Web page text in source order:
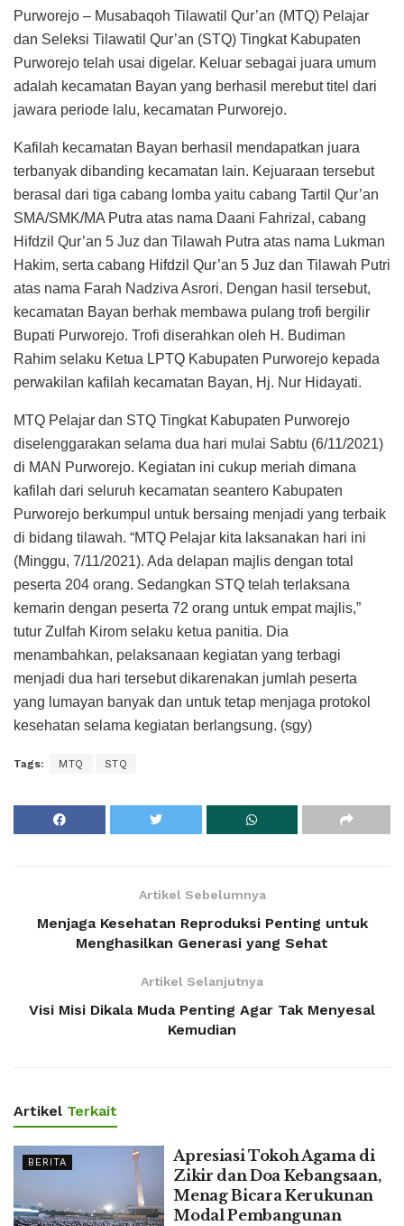
Purworejo – Musabaqoh Tilawatil Qur’an (MTQ) Pelajar
dan Seleksi Tilawatil Qur’an (STQ) Tingkat Kabupaten
Purworejo telah usai digelar. Keluar sebagai juara umum
adalah kecamatan Bayan yang berhasil merebut titel dari
jawara periode lalu, kecamatan Purworejo.
Kafilah kecamatan Bayan berhasil mendapatkan juara
terbanyak dibanding kecamatan lain. Kejuaraan tersebut
berasal dari tiga cabang lomba yaitu cabang Tartil Qur’an
SMA/SMK/MA Putra atas nama Daani Fahrizal, cabang
Hifdzil Qur’an 5 Juz dan Tilawah Putra atas nama Lukman
Hakim, serta cabang Hifdzil Qur’an 5 Juz dan Tilawah Putri
atas nama Farah Nadziva Asrori. Dengan hasil tersebut,
kecamatan Bayan berhak membawa pulang trofi bergilir
Bupati Purworejo. Trofi diserahkan oleh H. Budiman
Rahim selaku Ketua LPTQ Kabupaten Purworejo kepada
perwakilan kafilah kecamatan Bayan, Hj. Nur Hidayati.
MTQ Pelajar dan STQ Tingkat Kabupaten Purworejo
diselenggarakan selama dua hari mulai Sabtu (6/11/2021)
di MAN Purworejo. Kegiatan ini cukup meriah dimana
kafilah dari seluruh kecamatan seantero Kabupaten
Purworejo berkumpul untuk bersaing menjadi yang terbaik
di bidang tilawah. “MTQ Pelajar kita laksanakan hari ini
(Minggu, 7/11/2021). Ada delapan majlis dengan total
peserta 204 orang. Sedangkan STQ telah terlaksana
kemarin dengan peserta 72 orang untuk empat majlis,”
tutur Zulfah Kirom selaku ketua panitia. Dia
menambahkan, pelaksanaan kegiatan yang terbagi
menjadi dua hari tersebut dikarenakan jumlah peserta
yang lumayan banyak dan untuk tetap menjaga protokol
kesehatan selama kegiatan berlangsung. (sgy)
Tags: MTQ STQ
Artikel Sebelumnya
Menjaga Kesehatan Reproduksi Penting untuk
Menghasilkan Generasi yang Sehat
Artikel Selanjutnya
Visi Misi Dikala Muda Penting Agar Tak Menyesal
Kemudian
Artikel Terkait
BERITA
Apresiasi Tokoh Agama di
Zikir dan Doa Kebangsaan,
Menag Bicara Kerukunan
Modal Pembangunan